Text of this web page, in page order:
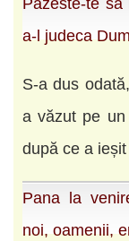
Pazeste-te
a-l judeca
S-a dus
a văzut pe
după ce a
Pana la
noi, oamenii,